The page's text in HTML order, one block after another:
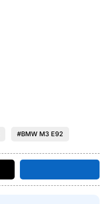
#BMW M3 E92